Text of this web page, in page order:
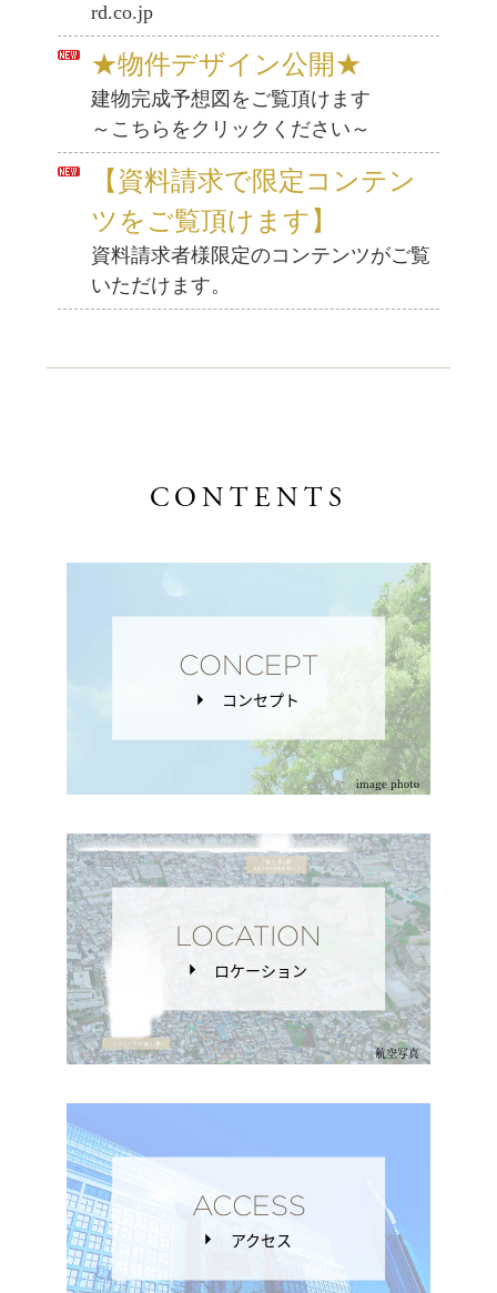
rd.co.jp
★物件デザイン公開★
建物完成予想図をご覧頂けます
～こちらをクリックください～
【資料請求で限定コンテン
ツをご覧頂けます 】
資料請求者様限定のコンテンツがご覧
いただけます。
CONTENTS
image photo
CONCEPT
コンセプト
航空写真
LOCATION
ロケーション
ACCESS
アクセス